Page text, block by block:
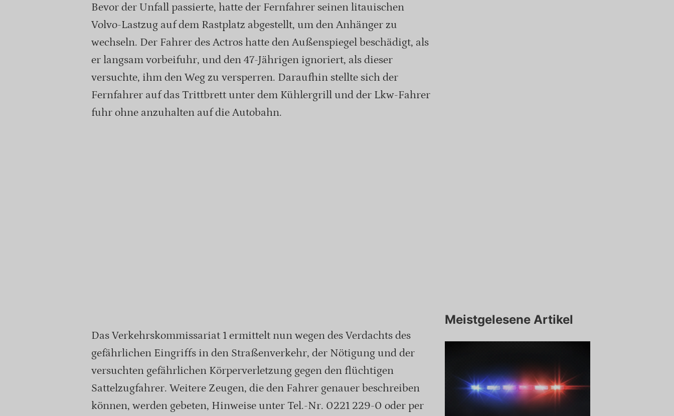
Bevor der Unfall passierte, hatte der Fernfahrer seinen litauischen
Volvo-Lastzug auf dem Rastplatz abgestellt, um den Anhänger zu
wechseln. Der Fahrer des Actros hatte den Außenspiegel beschädigt, als
er langsam vorbeifuhr, und den 47-Jährigen ignoriert, als dieser
versuchte, ihm den Weg zu versperren. Daraufhin stellte sich der
Fernfahrer auf das Trittbrett unter dem Kühlergrill und der Lkw-Fahrer
fuhr ohne anzuhalten auf die Autobahn.
Das Verkehrskommissariat 1 ermittelt nun wegen des Verdachts des
gefährlichen Eingriffs in den Straßenverkehr, der Nötigung und der
versuchten gefährlichen Körperverletzung gegen den flüchtigen
Sattelzugfahrer. Weitere Zeugen, die den Fahrer genauer beschreiben
können, werden gebeten, Hinweise unter Tel.-Nr. 0221 229-0 oder per
Meistgelesene Artikel